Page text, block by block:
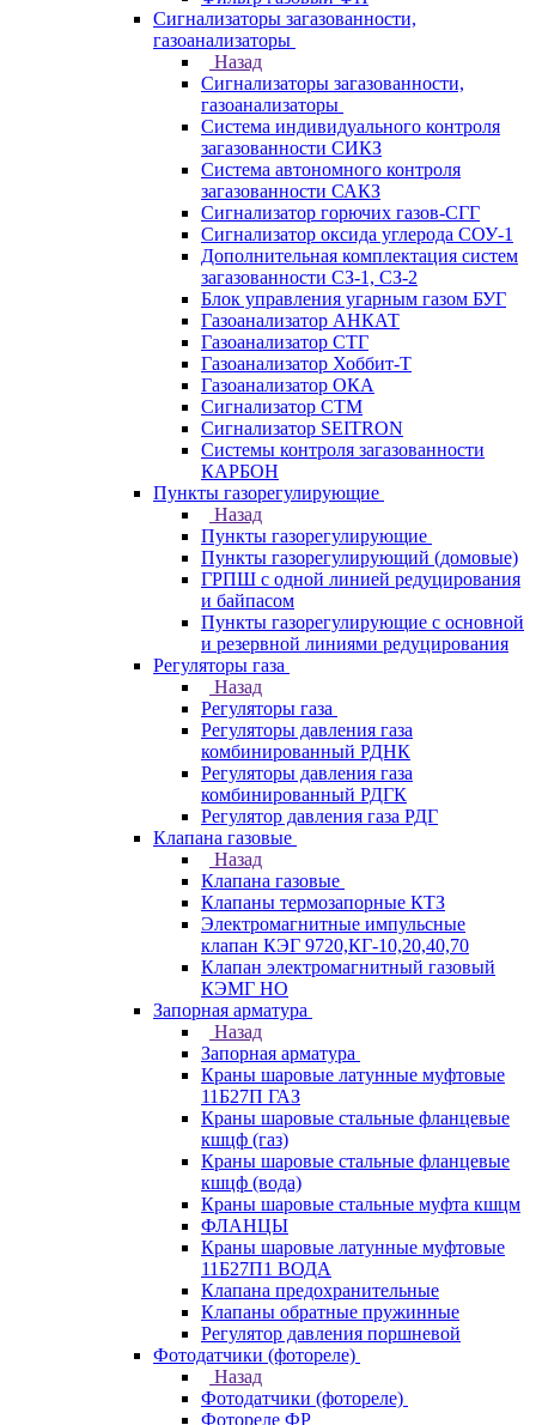
Сигнализаторы загазованности,
газоанализаторы
Назад
Сигнализаторы загазованности,
газоанализаторы
Система индивидуального контроля
загазованности СИКЗ
Система автономного контроля
загазованности САКЗ
Сигнализатор горючих газов-СГГ
Сигнализатор оксида углерода СОУ-1
Дополнительная комплектация систем
загазованности СЗ-1, СЗ-2
Блок управления угарным газом БУГ
Газоанализатор АНКАТ
Газоанализатор СТГ
Газоанализатор Хоббит-Т
Газоанализатор ОКА
Сигнализатор СТМ
Сигнализатор SEITRON
Системы контроля загазованности
КАРБОН
Пункты газорегулирующие
Назад
Пункты газорегулирующие
Пункты газорегулирующий (домовые)
ГРПШ с одной линией редуцирования
и байпасом
Пункты газорегулирующие с основной
и резервной линиями редуцирования
Регуляторы газа
Назад
Регуляторы газа
Регуляторы давления газа
комбинированный РДНК
Регуляторы давления газа
комбинированный РДГК
Регулятор давления газа РДГ
Клапана газовые
Назад
Клапана газовые
Клапаны термозапорные КТЗ
Электромагнитные импульсные
клапан КЭГ 9720,КГ-10,20,40,70
Клапан электромагнитный газовый
КЭМГ НО
Запорная арматура
Назад
Запорная арматура
Краны шаровые латунные муфтовые
11Б27П ГАЗ
Краны шаровые стальные фланцевые
кшцф (газ)
Краны шаровые стальные фланцевые
кшцф (вода)
Краны шаровые стальные муфта кшцм
ФЛАНЦЫ
Краны шаровые латунные муфтовые
11Б27П1 ВОДА
Клапана предохранительные
Клапаны обратные пружинные
Регулятор давления поршневой
Фотодатчики (фотореле)
Назад
Фотодатчики (фотореле)
Фотореле ФР